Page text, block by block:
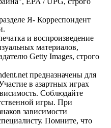
Я- Корреспондент
и воспроизведение
материалов,
Getty Images, строго
предназначены для
в азартных играх
Соблюдайте
игры. При
зависимости
Помните, что